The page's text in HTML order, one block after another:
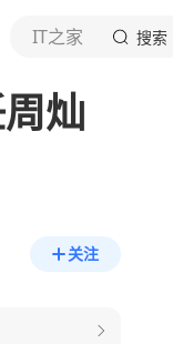
IT之家 搜索
灿
关注